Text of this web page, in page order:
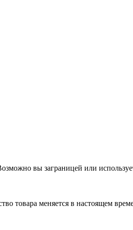
вы заграницей или
товара меняется в настоящем